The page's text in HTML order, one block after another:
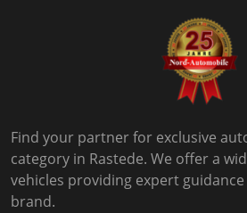
Find your partner for exclusive
category in Rastede. We offer a
vehicles providing expert
brand.